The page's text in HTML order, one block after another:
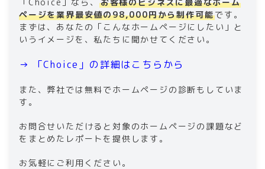
ページを業界最安値の98,000円から制作可能です。
まずは、あなたの「こんなホームページにしたい」と
いうイメージを、私たちに聞かせてください。
→ 「Choice」の詳細はこちらから
また、弊社では無料でホームページの診断もしていま
す。
お問合せいただけると対象のホームページの課題など
をまとめたレポートを提供します。
お気軽にご利用ください。